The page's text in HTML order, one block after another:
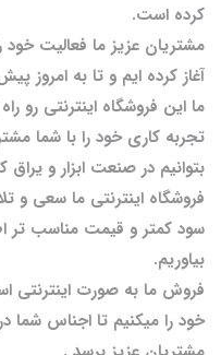
کرده است.
آغاز کرده ایم و تا به امروز
ما این فروشگاه اینترنتی رو
تجربه کاری خود را با شما
بتوانیم در صنعت ابزار و
فروشگاه اینترنتی ما سعی و
سود کمتر و قیمت مناسب تر
بیاوریم.
فروش ما به صورت
خود را میکنیم تا اجناس